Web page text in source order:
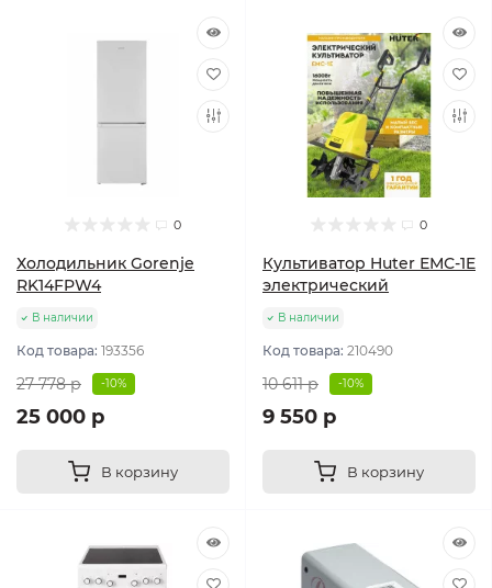
0
Холодильник Gorenje
RK14FPW4
В наличии
Код товара: 193356
27 778 р -10%
25 000 р
В корзину
0
Культиватор Huter ЕМС-1E
электрический
В наличии
Код товара: 210490
10 611 р -10%
9 550 р
В корзину